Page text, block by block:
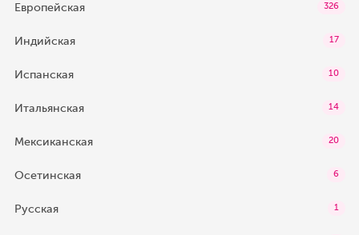
Европейская 326
Индийская 17
Испанская 10
Итальянская 14
Мексиканская 20
Осетинская 6
Русская 1